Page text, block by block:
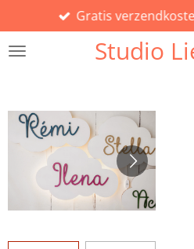
direct
naar
Studio
Gratis